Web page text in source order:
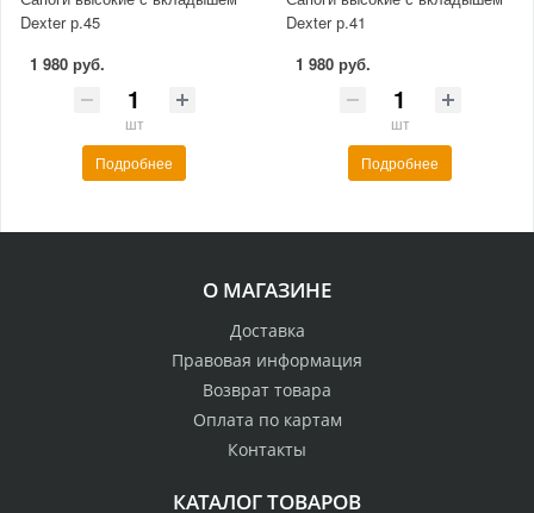
Dexter р.45
1 980 руб.
шт
Подробнее
Dexter р.41
1 980 руб.
шт
Подробнее
О МАГАЗИНЕ
Доставка
Правовая информация
Возврат товара
Оплата по картам
Контакты
КАТАЛОГ ТОВАРОВ